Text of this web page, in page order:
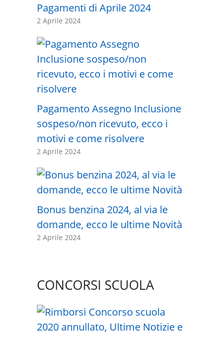
Pagamenti di Aprile 2024
2 Aprile 2024
Pagamento Assegno Inclusione
sospeso/non ricevuto, ecco i
motivi e come risolvere
2 Aprile 2024
Bonus benzina 2024, al via le
domande, ecco le ultime Novità
2 Aprile 2024
CONCORSI SCUOLA